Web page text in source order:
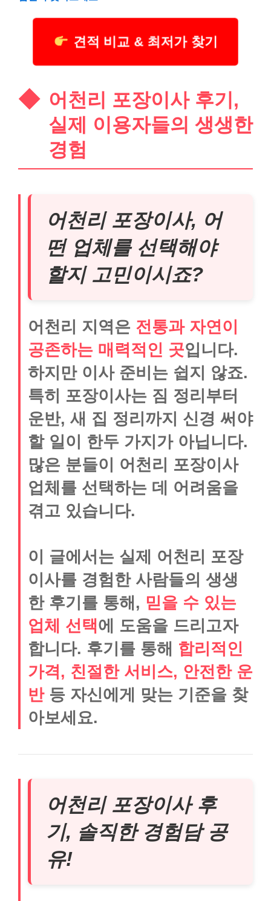
견적 비교 & 최저가 찾기
어천리 포장이사 후기,
실제 이용자들의 생생한
경험
어천리 포장이사, 어
떤 업체를 선택해야
할지 고민이시죠?
어천리 지역은 전통과 자연이
공존하는 매력적인 곳입니다.
하지만 이사 준비는 쉽지 않죠.
특히 포장이사는 짐 정리부터
운반, 새 집 정리까지 신경 써야
할 일이 한두 가지가 아닙니다.
많은 분들이 어천리 포장이사
업체를 선택하는 데 어려움을
겪고 있습니다.
이 글에서는 실제 어천리 포장
이사를 경험한 사람들의 생생
한 후기를 통해, 믿을 수 있는
업체 선택에 도움을 드리고자
합니다. 후기를 통해 합리적인
가격, 친절한 서비스, 안전한 운
반등 자신에게 맞는 기준을 찾
아보세요.
어천리 포장이사 후
기, 솔직한 경험담 공
유!